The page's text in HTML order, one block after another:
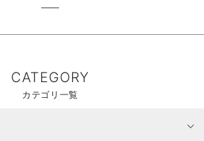
CATEGORY
カテゴリ一覧